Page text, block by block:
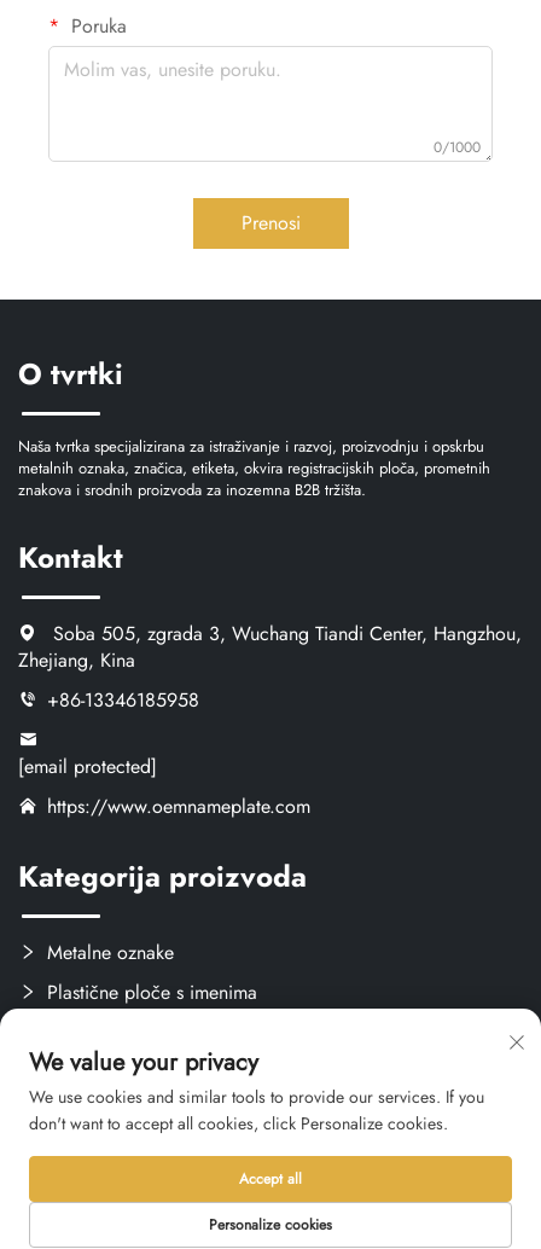
Poruka
0/1000
Prenosi
O tvrtki
Naša tvrtka specijalizirana za istraživanje i razvoj, proizvodnju i opskrbu
metalnih oznaka, značica, etiketa, okvira registracijskih ploča, prometnih
znakova i srodnih proizvoda za inozemna B2B tržišta.
Kontakt
Soba 505, zgrada 3, Wuchang Tiandi Center, Hangzhou,
Zhejiang, Kina
+86-13346185958
[email protected]
https://www.oemnameplate.com
Kategorija proizvoda
Metalne oznake
Plastične ploče s imenima
Stvari za obuku
Copyright © 2026 Hangzhou Qianxi Crafts CO., Ltd. Sva prava su
rezervirana. - Politika privatnosti
We value your privacy
We use cookies and similar tools to provide our services. If you
don't want to accept all cookies, click Personalize cookies.
Personalize cookies
Accept all